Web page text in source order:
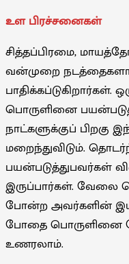
உள பிரச்சனைகள்
சித்தப்பிரமை,
வன்முறை
பொருளினை
நாட்களுக்குப் பிறகு
மறைந்துவிடும்.
பயன்படுத்துபவர்கள்
இருப்பார்கள். வேலை
போன்ற அவர்களின்
போதை பொருளினை
உணரலாம்.